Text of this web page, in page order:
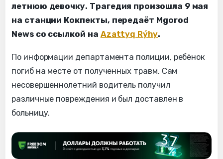
летнюю девочку. Трагедия произошла 9 мая
на станции Кокпекты, передаёт Mgorod
News со ссылкой на Azattyq Rýhy.
По информации департамента полиции, ребёнок
погиб на месте от полученных травм. Сам
несовершеннолетний водитель получил
различные повреждения и был доставлен в
больницу.